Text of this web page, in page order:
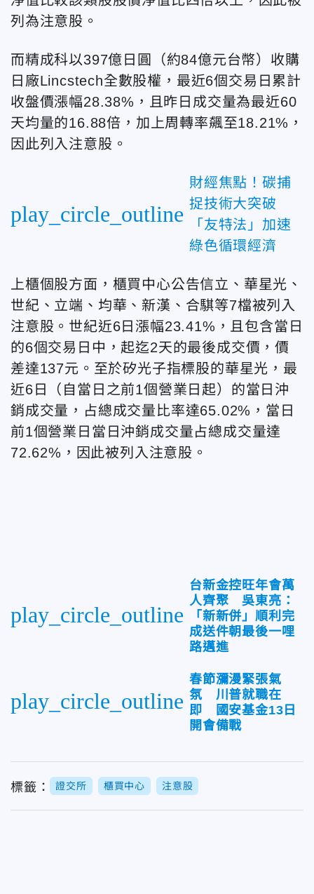
列為注意股。
而精成科以397億日圓（約84億元台幣）收購
日廠Lincstech全數股權，最近6個交易日累計
收盤價漲幅28.38%，且昨日成交量為最近60
天均量的16.88倍，加上周轉率飆至18.21%，
因此列入注意股。
play_circle_outline
財經焦點！碳捕
捉技術大突破
「友特法」加速
綠色循環經濟
上櫃個股方面，櫃買中心公告信立、華星光、
世紀、立端、均華、新漢、合騏等7檔被列入
注意股。世紀近6日漲幅23.41%，且包含當日
的6個交易日中，起迄2天的最後成交價，價
差達137元。至於矽光子指標股的華星光，最
近6日（自當日之前1個營業日起）的當日沖
銷成交量，占總成交量比率達65.02%，當日
前1個營業日當日沖銷成交量占總成交量達
72.62%，因此被列入注意股。
play_circle_outline
台新金控旺年會萬
人齊聚 吳東亮：
「新新併」順利完
成送件朝最後一哩
路邁進
play_circle_outline
春節瀰漫緊張氣
氛 川普就職在
即 國安基金13日
開會備戰
標籤： 證交所 櫃買中心 注意股